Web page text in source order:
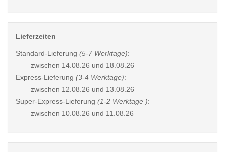
Lieferzeiten
Standard-Lieferung (5-7 Werktage):
zwischen 14.08.26 und 18.08.26
Express-Lieferung (3-4 Werktage):
zwischen 12.08.26 und 13.08.26
Super-Express-Lieferung (1-2 Werktage ):
zwischen 10.08.26 und 11.08.26